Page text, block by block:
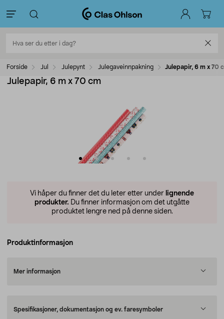
Forside Jul Julepynt Julegaveinnpakning Julepapir, 6 m x 70
Julepapir, 6 m x 70 cm
Vi håper du finner det du leter etter under lignende
produkter. Du finner informasjon om det utgåtte
produktet lengre ned på denne siden.
Produktinformasjon
Mer informasjon
Spesifikasjoner, dokumentasjon og ev. faresymboler